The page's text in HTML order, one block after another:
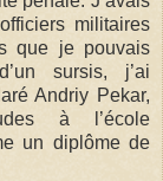
militaires
que je pouvais
sursis, j’ai
Andriy Pekar,
à l’école
un diplôme de